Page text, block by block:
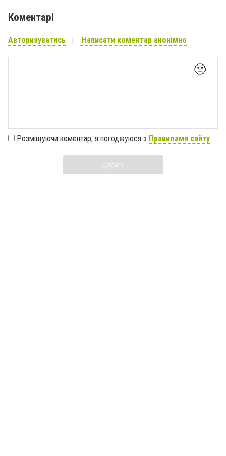
Коментарі
Авторизуватись Написати коментар анонімно
🙂
Розміщуючи коментар, я погоджуюся з Правилами сайту
Додати